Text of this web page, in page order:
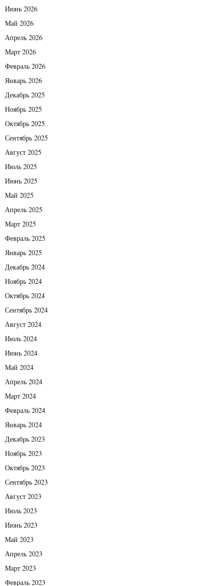
Июнь 2026
Май 2026
Апрель 2026
Март 2026
Февраль 2026
Январь 2026
Декабрь 2025
Ноябрь 2025
Октябрь 2025
Сентябрь 2025
Август 2025
Июль 2025
Июнь 2025
Май 2025
Апрель 2025
Март 2025
Февраль 2025
Январь 2025
Декабрь 2024
Ноябрь 2024
Октябрь 2024
Сентябрь 2024
Август 2024
Июль 2024
Июнь 2024
Май 2024
Апрель 2024
Март 2024
Февраль 2024
Январь 2024
Декабрь 2023
Ноябрь 2023
Октябрь 2023
Сентябрь 2023
Август 2023
Июль 2023
Июнь 2023
Май 2023
Апрель 2023
Март 2023
Февраль 2023